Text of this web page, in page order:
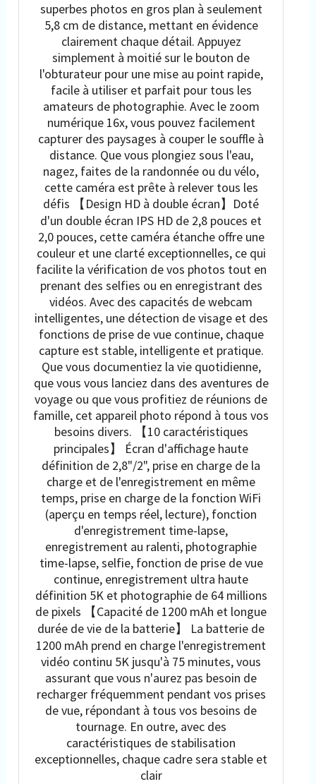
superbes photos en gros plan à seulement
5,8 cm de distance, mettant en évidence
clairement chaque détail. Appuyez
simplement à moitié sur le bouton de
l'obturateur pour une mise au point rapide,
facile à utiliser et parfait pour tous les
amateurs de photographie. Avec le zoom
numérique 16x, vous pouvez facilement
capturer des paysages à couper le souffle à
distance. Que vous plongiez sous l'eau,
nagez, faites de la randonnée ou du vélo,
cette caméra est prête à relever tous les
défis 【Design HD à double écran】Doté
d'un double écran IPS HD de 2,8 pouces et
2,0 pouces, cette caméra étanche offre une
couleur et une clarté exceptionnelles, ce qui
facilite la vérification de vos photos tout en
prenant des selfies ou en enregistrant des
vidéos. Avec des capacités de webcam
intelligentes, une détection de visage et des
fonctions de prise de vue continue, chaque
capture est stable, intelligente et pratique.
Que vous documentiez la vie quotidienne,
que vous vous lanciez dans des aventures de
voyage ou que vous profitiez de réunions de
famille, cet appareil photo répond à tous vos
besoins divers. 【10 caractéristiques
principales】 Écran d'affichage haute
définition de 2,8"/2", prise en charge de la
charge et de l'enregistrement en même
temps, prise en charge de la fonction WiFi
(aperçu en temps réel, lecture), fonction
d'enregistrement time-lapse,
enregistrement au ralenti, photographie
time-lapse, selfie, fonction de prise de vue
continue, enregistrement ultra haute
définition 5K et photographie de 64 millions
de pixels 【Capacité de 1200 mAh et longue
durée de vie de la batterie】 La batterie de
1200 mAh prend en charge l'enregistrement
vidéo continu 5K jusqu'à 75 minutes, vous
assurant que vous n'aurez pas besoin de
recharger fréquemment pendant vos prises
de vue, répondant à tous vos besoins de
tournage. En outre, avec des
caractéristiques de stabilisation
exceptionnelles, chaque cadre sera stable et
clair